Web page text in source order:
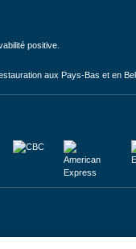
positive.
aux Pays-Bas et en